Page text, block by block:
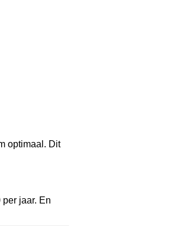
optimaal. Dit
jaar. En